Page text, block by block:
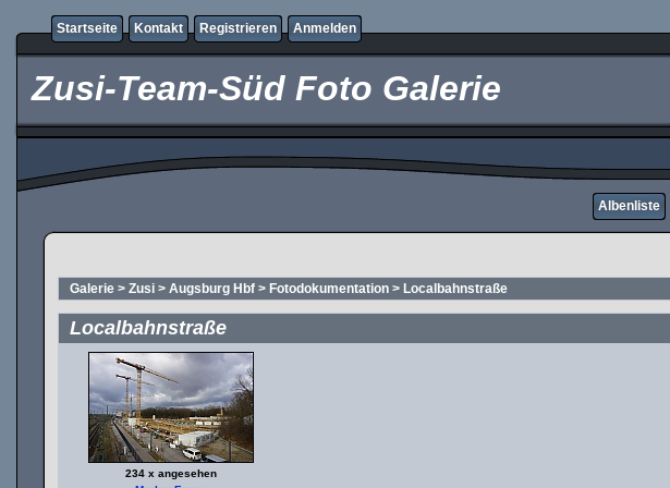
Startseite Kontakt Registrieren Anmelden
Zusi-Team-Süd Foto Galerie
Albenliste
Galerie > Zusi > Augsburg Hbf > Fotodokumentation > Localbahnstraße
Localbahnstraße
234 x angesehen